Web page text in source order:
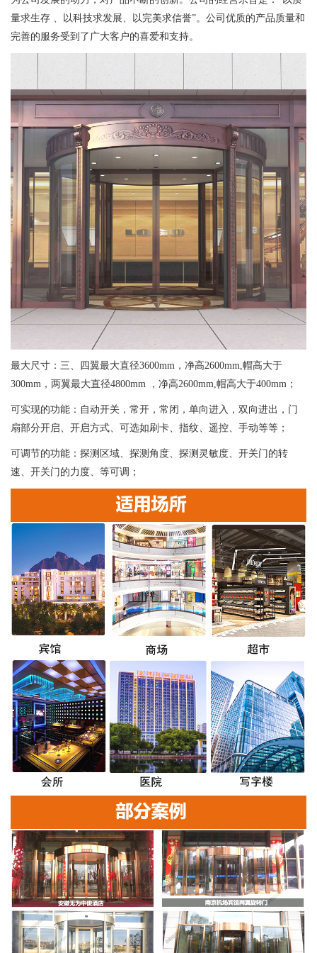
量求生存 、以科技求发展、以完美求信誉”。公司优质的产品质量和
完善的服务受到了广大客户的喜爱和支持。
最大尺寸：三、四翼最大直径3600mm，净高2600mm,帽高大于
300mm，两翼最大直径4800mm ，净高2600mm,帽高大于400mm；
可实现的功能：自动开关，常开，常闭，单向进入，双向进出，门
扇部分开启、开启方式、可选如刷卡、指纹、遥控、手动等等；
可调节的功能：探测区域、探测角度、探测灵敏度、开关门的转
速、开关门的力度、等可调；